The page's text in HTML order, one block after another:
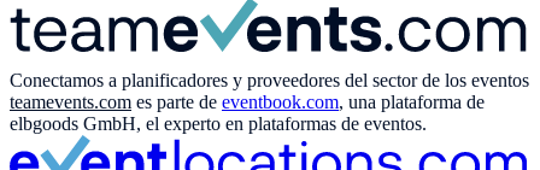
Conectamos a planificadores y proveedores del sector de los eventos
teamevents.com es parte de eventbook.com, una plataforma de
elbgoods GmbH, el experto en plataformas de eventos.